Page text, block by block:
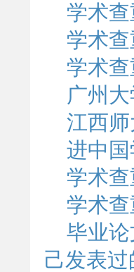
学术
学术
学术
广州
江西
进中
学术
学术
毕业
己发表